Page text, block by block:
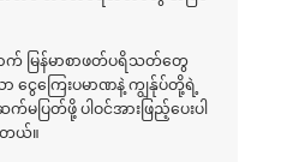
ာက် မြန်မာစာဖတ်ပရိသတ်တွေ
ေကြေးပမာဏနဲ့ ကျွန်ုပ်တို့ရဲ့
ြတ်ဖို့ ပါဝင်အားဖြည့်ပေးပါ
တယ်။